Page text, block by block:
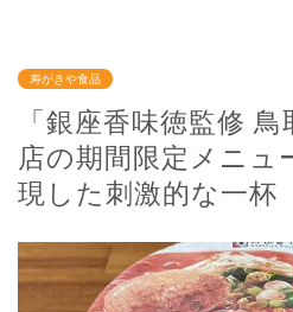
寿がきや食品
「銀座香味徳監修
店の期間限定メニュ
現した刺激的な一杯